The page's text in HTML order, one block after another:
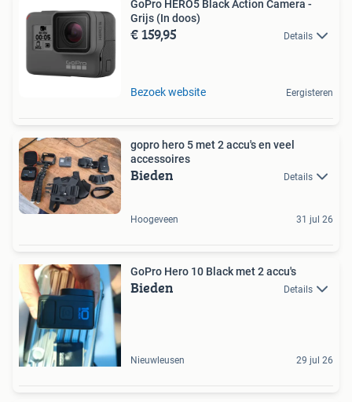
GoPro HERO5 Black Action Camera -
Grijs (In doos)
€ 159,95 Details
Bezoek website Eergisteren
gopro hero 5 met 2 accu's en veel
accessoires
Bieden Details
Hoogeveen 31 jul 26
GoPro Hero 10 Black met 2 accu's
Bieden Details
Nieuwleusen 29 jul 26